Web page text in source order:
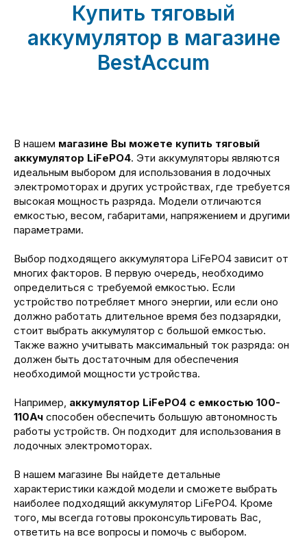
Купить тяговый
аккумулятор в магазине
BestAccum
В нашем магазине Вы можете купить тяговый
аккумулятор LiFePO4. Эти аккумуляторы являются
идеальным выбором для использования в лодочных
электромоторах и других устройствах, где требуется
высокая мощность разряда. Модели отличаются
емкостью, весом, габаритами, напряжением и другими
параметрами.
Выбор подходящего аккумулятора LiFePO4 зависит от
многих факторов. В первую очередь, необходимо
определиться с требуемой емкостью. Если
устройство потребляет много энергии, или если оно
должно работать длительное время без подзарядки,
стоит выбрать аккумулятор с большой емкостью.
Также важно учитывать максимальный ток разряда: он
должен быть достаточным для обеспечения
необходимой мощности устройства.
Например, аккумулятор LiFePO4 с емкостью 100-
110Ач способен обеспечить большую автономность
работы устройств. Он подходит для использования в
лодочных электромоторах.
В нашем магазине Вы найдете детальные
характеристики каждой модели и сможете выбрать
наиболее подходящий аккумулятор LiFePO4. Кроме
того, мы всегда готовы проконсультировать Вас,
ответить на все вопросы и помочь с выбором.